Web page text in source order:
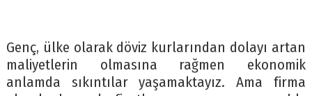
Genç, ülke olarak döviz kurlarından dolayı artan
maliyetlerin olmasına rağmen ekonomik
anlamda sıkıntılar yaşamaktayız. Ama firma